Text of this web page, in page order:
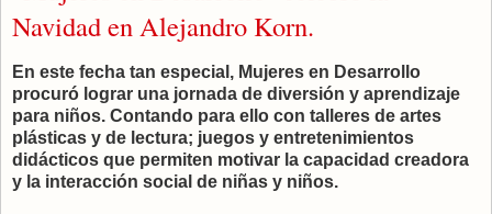
Navidad en Alejandro Korn.
En este fecha tan especial, Mujeres en Desarrollo
procuró lograr una jornada de diversión y aprendizaje
para niños. Contando para ello con talleres de artes
plásticas y de lectura; juegos y entretenimientos
didácticos que permiten motivar la capacidad creadora
y la interacción social de niñas y niños.